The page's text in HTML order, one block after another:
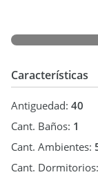
Características
Antiguedad: 40
Cant. Baños: 1
Cant. Ambientes:
Cant. Dormitorios: